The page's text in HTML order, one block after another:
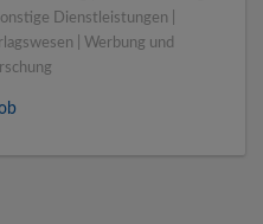
Dienstleistungen |
| Werbung und